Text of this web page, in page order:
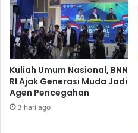
Kuliah Umum Nasional, BNN
RI Ajak Generasi Muda Jadi
Agen Pencegahan
3 hari ago